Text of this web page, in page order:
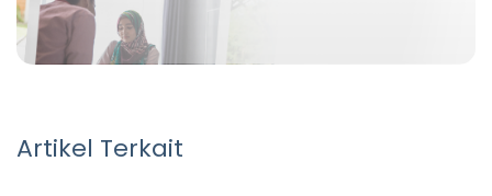
Artikel Terkait